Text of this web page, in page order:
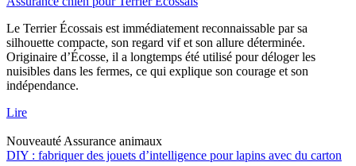
Le Terrier Écossais est immédiatement reconnaissable par sa
silhouette compacte, son regard vif et son allure déterminée.
Originaire d’Écosse, il a longtemps été utilisé pour déloger les
nuisibles dans les fermes, ce qui explique son courage et son
indépendance.
Lire
Nouveauté Assurance animaux
DIY : fabriquer des jouets d’intelligence pour lapins avec du carton